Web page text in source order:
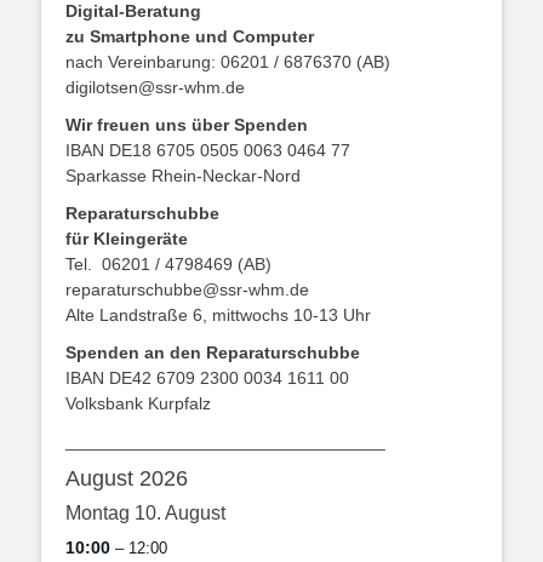
Digital-Beratung
zu Smartphone und Computer
nach Vereinbarung: 06201 / 6876370 (AB)
digilotsen@ssr-whm.de
Wir freuen uns über Spenden
IBAN DE18 6705 0505 0063 0464 77
Sparkasse Rhein-Neckar-Nord
Reparaturschubbe
für Kleingeräte
Tel. 06201 / 4798469 (AB)
reparaturschubbe@ssr-whm.de
Alte Landstraße 6, mittwochs 10-13 Uhr
Spenden an den Reparaturschubbe
IBAN DE42 6709 2300 0034 1611 00
Volksbank Kurpfalz
August 2026
Montag 10. August
10:00 – 12:00